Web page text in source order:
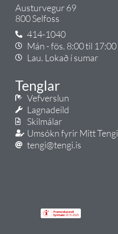
Austurvegur 69
800 Selfoss
414-1040
Mán - fös. 8:00 til 17:00
Lau. Lokað í sumar
Tenglar
Vefverslun
Lagnadeild
Skilmálar
Umsókn fyrir Mitt Tengi
tengi@tengi.is